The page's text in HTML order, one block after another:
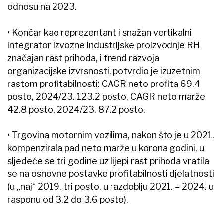
odnosu na 2023.
• Končar kao reprezentant i snažan vertikalni
integrator izvozne industrijske proizvodnje RH
značajan rast prihoda, i trend razvoja
organizacijske izvrsnosti, potvrdio je izuzetnim
rastom profitabilnosti: CAGR neto profita 69.4
posto, 2024/23. 123.2 posto, CAGR neto marže
42.8 posto, 2024/23. 87.2 posto.
• Trgovina motornim vozilima, nakon što je u 2021.
kompenzirala pad neto marže u korona godini, u
sljedeće se tri godine uz lijepi rast prihoda vratila
se na osnovne postavke profitabilnosti djelatnosti
(u „naj“ 2019. tri posto, u razdoblju 2021. – 2024. u
rasponu od 3.2 do 3.6 posto).